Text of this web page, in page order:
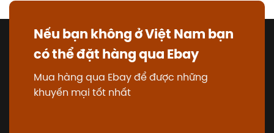
Nếu bạn không ở Việt Nam bạn
có thể đặt hàng qua Ebay
Mua hàng qua Ebay để được những
khuyến mại tốt nhất